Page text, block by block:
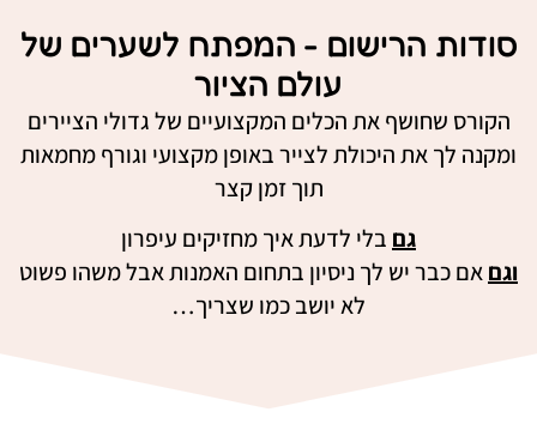
סודות הרישום - המפתח לשערים של
עולם הציור
הקורס שחושף את הכלים המקצועיים של גדולי הציירים
ומקנה לך את היכולת לצייר באופן מקצועי וגורף מחמאות
תוך זמן קצר
גם בלי לדעת איך מחזיקים עיפרון
וגםאם כבר יש לך ניסיון בתחום האמנות אבל משהו פשוט
לא יושב כמו שצריך…